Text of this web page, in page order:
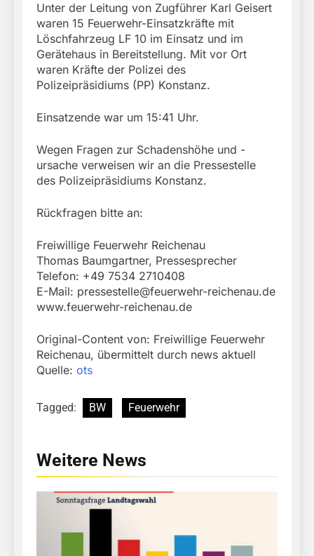
Unter der Leitung von Zugführer Karl Geisert
waren 15 Feuerwehr-Einsatzkräfte mit
Löschfahrzeug LF 10 im Einsatz und im
Gerätehaus in Bereitstellung. Mit vor Ort
waren Kräfte der Polizei des
Polizeipräsidiums (PP) Konstanz.
Einsatzende war um 15:41 Uhr.
Wegen Fragen zur Schadenshöhe und -
ursache verweisen wir an die Pressestelle
des Polizeipräsidiums Konstanz.
Rückfragen bitte an:
Freiwillige Feuerwehr Reichenau
Thomas Baumgartner, Pressesprecher
Telefon: +49 7534 2710408
E-Mail: pressestelle@feuerwehr-reichenau.de
www.feuerwehr-reichenau.de
Original-Content von: Freiwillige Feuerwehr
Reichenau, übermittelt durch news aktuell
Quelle: ots
Tagged: BW Feuerwehr
Weitere News